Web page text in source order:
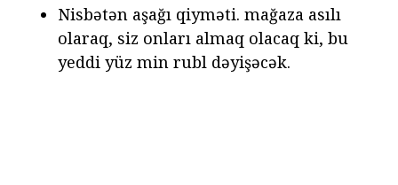
Nisbətən aşağı qiyməti. mağaza asılı
olaraq, siz onları almaq olacaq ki, bu
yeddi yüz min rubl dəyişəcək.